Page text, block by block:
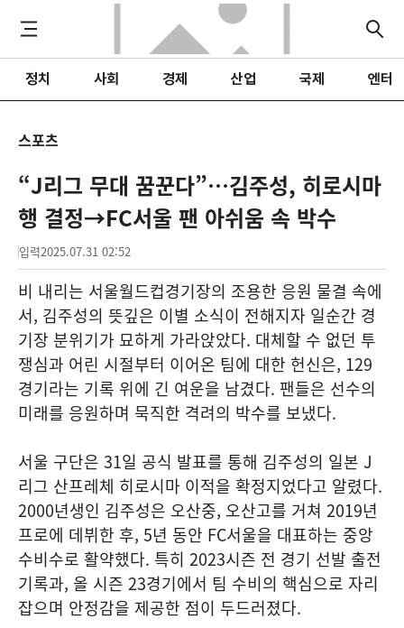
정치 사회 경제 산업 국제 엔터
스포츠
“J리그 무대 꿈꾼다”…김주성, 히로시마
행 결정→FC서울 팬 아쉬움 속 박수
입력2025.07.31 02:52
비 내리는 서울월드컵경기장의 조용한 응원 물결 속에
서, 김주성의 뜻깊은 이별 소식이 전해지자 일순간 경
기장 분위기가 묘하게 가라앉았다. 대체할 수 없던 투
쟁심과 어린 시절부터 이어온 팀에 대한 헌신은, 129
경기라는 기록 위에 긴 여운을 남겼다. 팬들은 선수의
미래를 응원하며 묵직한 격려의 박수를 보냈다.
서울 구단은 31일 공식 발표를 통해 김주성의 일본 J
리그 산프레체 히로시마 이적을 확정지었다고 알렸다.
2000년생인 김주성은 오산중, 오산고를 거쳐 2019년
프로에 데뷔한 후, 5년 동안 FC서울을 대표하는 중앙
수비수로 활약했다. 특히 2023시즌 전 경기 선발 출전
기록과, 올 시즌 23경기에서 팀 수비의 핵심으로 자리
잡으며 안정감을 제공한 점이 두드러졌다.